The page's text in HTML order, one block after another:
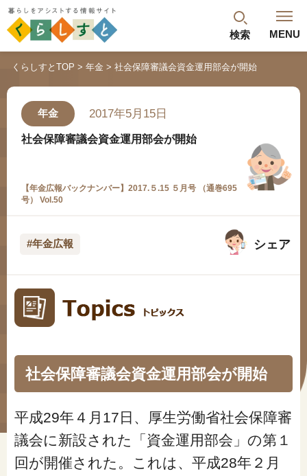
検索 MENU
閉じる
最新記事 閲覧履歴 ランキング
年金のよくあるご質問
#年金広報
#ねんきんAtoZ
#年金のこんなとき
#年金講座
くらしすとTOP 年金 社会保障審議会資金運用部会が開始
年金 2017年5月15日
社会保障審議会資金運用部会が開始
【年金広報バックナンバー】2017.５.15 ５月号 （通巻695
号） Vol.50
#年金広報 シェア
社会保障審議会資金運用部会が開始
平成29年４月17日、厚生労働省社会保障審
議会に新設された「資金運用部会」の第１
回が開催された。これは、平成28年２月